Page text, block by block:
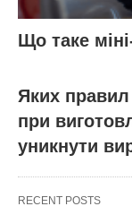
Що таке
Яких
при
уникнути
RECENT POSTS